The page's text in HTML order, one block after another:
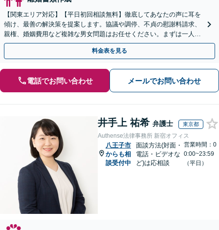
【関東エリア対応】【平日初回相談無料】徹底してあなたの声に耳を
傾け、最善の解決策を提案します。協議や調停、不貞の慰謝料請求、
親権、婚姻費用など複雑な男女問題はお任せください。まずは一人で
抱え込まずお話しください。
料金表を見る
電話でお問い合わせ メールでお問い合わせ
井手上 祐希 弁護士 東京都
Authense法律事務所 新宿オフィス
八王子市
からも相
談受付中
面談方法(対面・
電話・ビデオな
ど)は応相談
営業時間：0
0:00~23:59
（平日）